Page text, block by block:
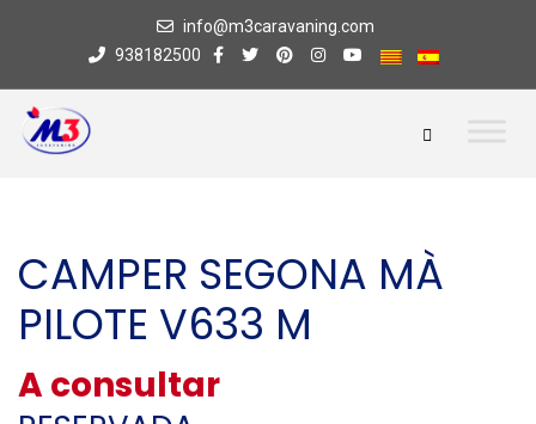
info@m3caravaning.com
938182500
CAMPER SEGONA MÀ
PILOTE V633 M
A consultar